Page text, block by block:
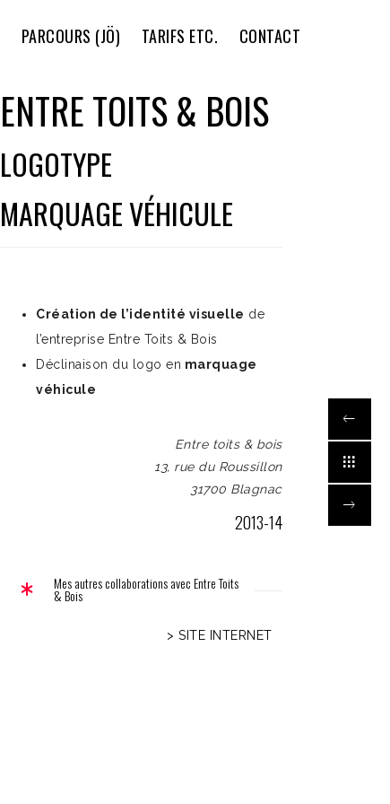
PARCOURS (JÖ) TARIFS ETC. CONTACT
ENTRE TOITS & BOIS
LOGOTYPE
MARQUAGE VÉHICULE
Création de l’identité visuelle de
l’entreprise Entre Toits & Bois
Déclinaison du logo en marquage
véhicule
Entre toits & bois
13, rue du Roussillon
31700 Blagnac
2013-14
Mes autres collaborations avec Entre Toits
& Bois
> SITE INTERNET